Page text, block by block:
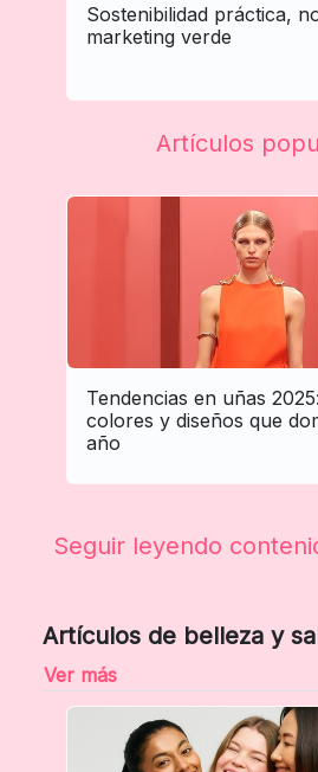
Sostenibilidad práctica,
marketing verde
Artículos
Tendencias en uñas
colores y diseños que
año
Seguir leyendo
Artículos de belleza y
Ver más